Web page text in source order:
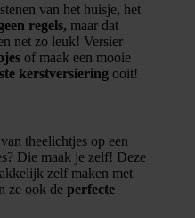
van het huisje, het
regels, maar dat
net zo leuk! Versier
of maak een mooie
kerstversiering ooit!
theelichtjes op een
Die maak je zelf! Deze
zelf maken met
ze ook de perfecte